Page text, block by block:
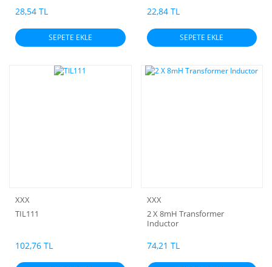
28,54 TL
SEPETE EKLE
22,84 TL
SEPETE EKLE
XXX
TIL111
102,76 TL
XXX
2 X 8mH Transformer
Inductor
74,21 TL